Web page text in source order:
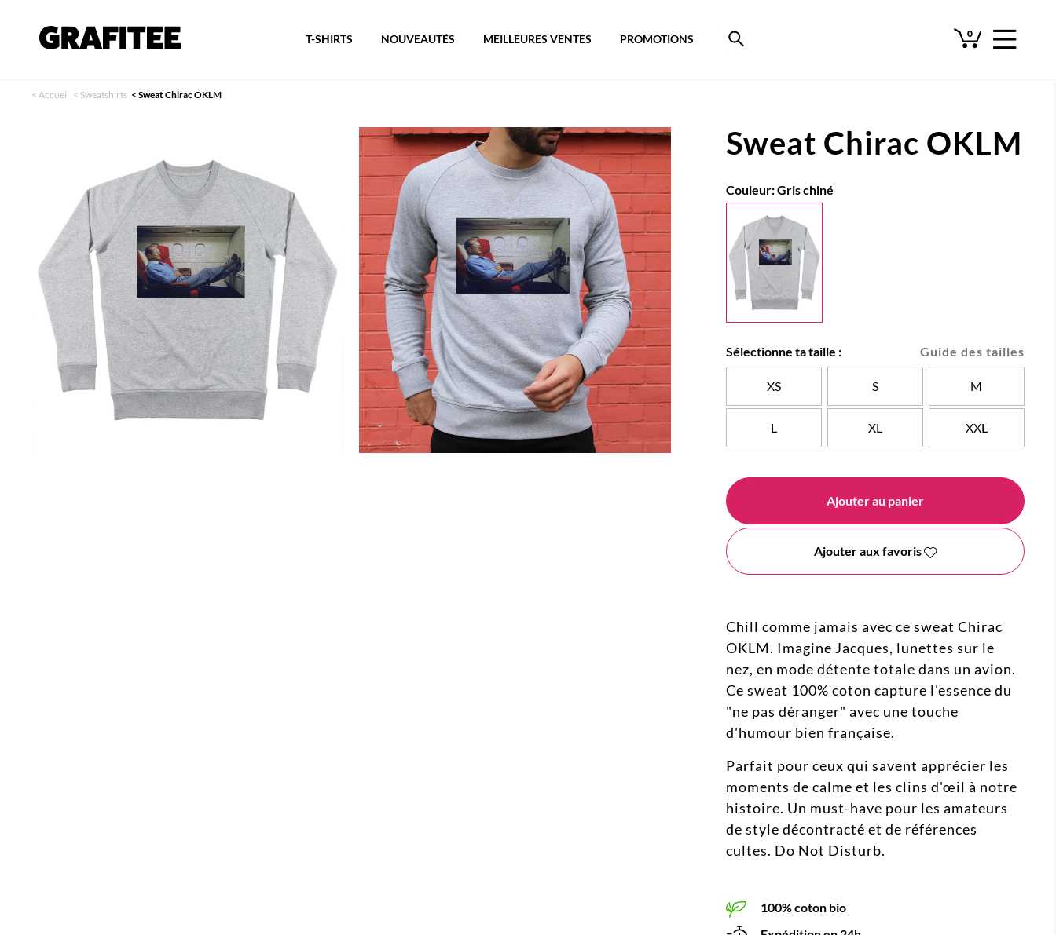
0
T-SHIRTS NOUVEAUTÉS MEILLEURES VENTES PROMOTIONS
< Accueil < Sweatshirts < Sweat Chirac OKLM
Sweat Chirac OKLM
Couleur:Gris chiné
Guide des tailles
Sélectionne ta taille :
XS S M
L XL XXL
Ajouter au panier
Ajouter aux favoris
Chill comme jamais avec ce sweat Chirac
OKLM. Imagine Jacques, lunettes sur le
nez, en mode détente totale dans un avion.
Ce sweat 100% coton capture l'essence du
"ne pas déranger" avec une touche
d'humour bien française.
Parfait pour ceux qui savent apprécier les
moments de calme et les clins d'œil à notre
histoire. Un must-have pour les amateurs
de style décontracté et de références
cultes. Do Not Disturb.
100% coton bio